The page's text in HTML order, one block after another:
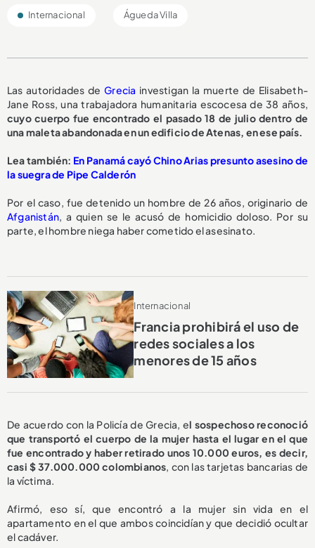
Internacional Águeda Villa
Las autoridades deGrecia investigan la muerte de Elisabeth-
Jane Ross, una trabajadora humanitaria escocesa de 38 años,
cuyo cuerpo fue encontrado el pasado 18 de julio dentro de
una maleta abandonada en un edificio de Atenas, en ese país.
Lea también: En Panamá cayó Chino Arias presunto asesino de
la suegra de Pipe Calderón
Por el caso, fue detenido un hombre de 26 años, originario de
Afganistán , a quien se le acusó de homicidio doloso. Por su
parte, el hombre niega haber cometido el asesinato.
Internacional
Francia prohibirá el uso de
redes sociales a los
menores de 15 años
De acuerdo con la Policía de Grecia, el sospechoso reconoció
que transportó el cuerpo de la mujer hasta el lugar en el que
fue encontrado y haber retirado unos 10.000 euros, es decir,
casi $ 37.000.000 colombianos, con las tarjetas bancarias de
la víctima.
Afirmó, eso sí, que encontró a la mujer sin vida en el
apartamento en el que ambos coincidían y que decidió ocultar
el cadáver.